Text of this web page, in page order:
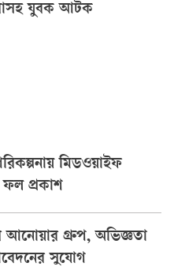
যুবক আটক
মিডওয়াইফ
ফল প্রকাশ
আনোয়ার গ্রুপ, অভিজ্ঞতা
সুযোগ